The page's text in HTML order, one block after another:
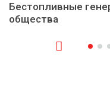
Бестопливные
общества